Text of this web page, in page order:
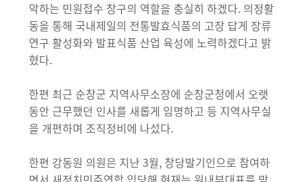
악하는 민원접수 창구의 역할을 충실히 하겠다. 의정활
동을 통해 국내제일의 전통발효식품의 고장 답게 장류
연구 활성화와 발표식품 산업 육성에 노력하겠다고 밝
혔다.
한편 최근 순창군 지역사무소장에 순창군청에서 오랫
동안 근무했던 인사를 새롭게 임명하고 등 지역사무실
을 개편하며 조직정비에 나섰다.
한편 강동원 의원은 지난 3월, 창당발기인으로 참여하